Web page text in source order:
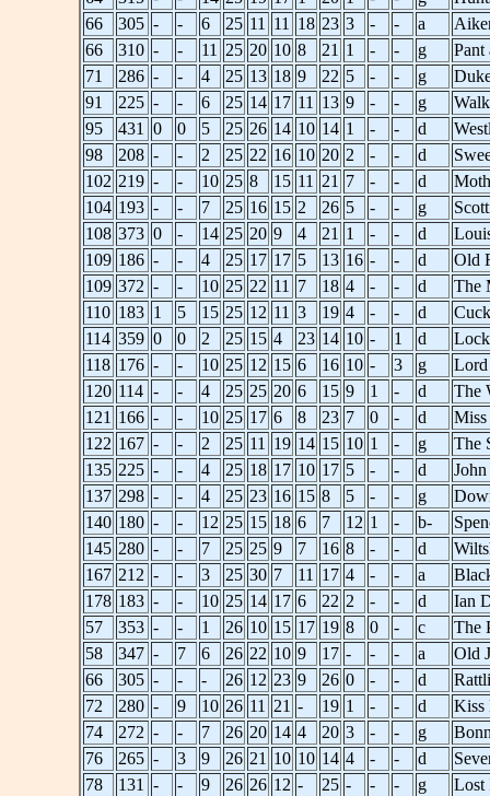
66
305 - - 6 25 11 11 18 23 3 - - a
66
310 - - 11 25 20 10 8 21 1 - - g
Pant
71
286 - - 4 25 13 18 9 22 5 - - g
91
225 - - 6 25 14 17 11 13 9 - - g
95
431 0 0 5 25 26 14 10 14 1 - - d
98
208 - - 2 25 22 16 10 20 2 - - d
102 219 - - 10 25 8 15 11 21 7 - - d
104 193 - - 7 25 16 15 2 26 5 - - g
108 373 0 - 14 25 20 9 4 21 1 - - d
109 186 - - 4 25 17 17 5 13 16 - - d
Old
109 372 - - 10 25 22 11 7 18 4 - - d
The
110 183 1 5 15 25 12 11 3 19 4 - - d
114 359 0 0 2 25 15 4 23 14 10 - 1 d
118 176 - - 10 25 12 15 6 16 10 - 3 g
120 114 - - 4 25 25 20 6 15 9 1 - d
The
121 166 - - 10 25 17 6 8 23 7 0 - d
Miss
122 167 - - 2 25 11 19 14 15 10 1 - g
The
135 225 - - 4 25 18 17 10 17 5 - - d
137 298 - - 4 25 23 16 15 8 5 - - g
140 180 - - 12 25 15 18 6 7 12 1 - b-
145 280 - - 7 25 25 9 7 16 8 - - d
167 212 - - 3 25 30 7 11 17 4 - - a
178 183 - - 10 25 14 17 6 22 2 - - d
Ian
57
353 - - 1 26 10 15 17 19 8 0 - c
The
58
347 - 7 6 26 22 10 9 17 - - - a
Old
66
305 - - - 26 12 23 9 26 0 - - d
72
280 - 9 10 26 11 21 - 19 1 - - d
Kiss
74
272 - - 7 26 20 14 4 20 3 - - g
76
265 - 3 9 26 21 10 10 14 4 - - d
78
131 - - 9 26 26 12 - 25 - - - g
Lost